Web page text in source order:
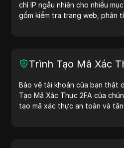
chỉ IP ngẫu nhiên cho nhiều
gồm kiểm tra trang web, phân
riêng tư và nhiều mục đích
làm việc và cải thiện quá trình
Trình Tạo Mã Xác
Bảo vệ tài khoản của bạn thật
Tạo Mã Xác Thực 2FA của
tạo mã xác thực an toàn và